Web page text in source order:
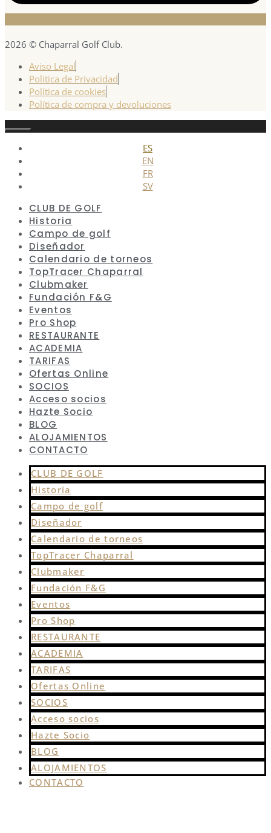
2026 © Chaparral Golf Club.
Aviso Legal
Política de Privacidad
Política de cookies
Política de compra y devoluciones
Cerrar
ES
EN
FR
SV
CLUB DE GOLF
Historia
Campo de golf
Diseñador
Calendario de torneos
TopTracer Chaparral
Clubmaker
Fundación F&G
Eventos
Pro Shop
RESTAURANTE
ACADEMIA
TARIFAS
Ofertas Online
SOCIOS
Acceso socios
Hazte Socio
BLOG
ALOJAMIENTOS
CONTACTO
CLUB DE GOLF
Historia
Campo de golf
Diseñador
Calendario de torneos
TopTracer Chaparral
Clubmaker
Fundación F&G
Eventos
Pro Shop
RESTAURANTE
ACADEMIA
TARIFAS
Ofertas Online
SOCIOS
Acceso socios
Hazte Socio
BLOG
ALOJAMIENTOS
CONTACTO